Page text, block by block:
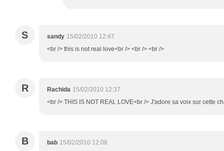
S sandy 15/02/2010 12:47
<br /> this is not real love<br /> <br /> <br />
R Rachida 15/02/2010 12:37
<br /> THIS IS NOT REAL LOVE<br /> J'adore sa voix sur cette
B bab 15/02/2010 12:08